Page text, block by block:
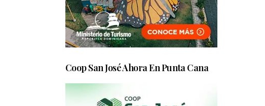
Coop San José Ahora En Punta Cana